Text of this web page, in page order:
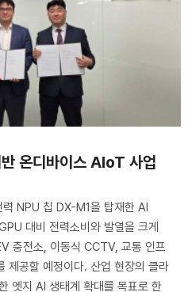
온디바이스 AIoT 사업
NPU 칩 DX-M1을 탑재한 AI
대비 전력소비와 발열을 크게
충전소, 이동식 CCTV, 교통 인프
제공할 예정이다. 산업 현장의 클라
엣지 AI 생태계 확대를 목표로 한